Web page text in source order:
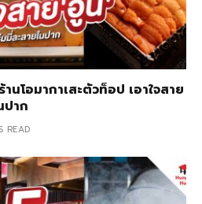
โอมากาเสะตัวท็อป เอาใจสาย
ปาก
READ